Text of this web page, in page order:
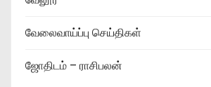
வேலைவாய்ப்பு செய்திகள்
ஜோதிடம் – ராசிபலன்